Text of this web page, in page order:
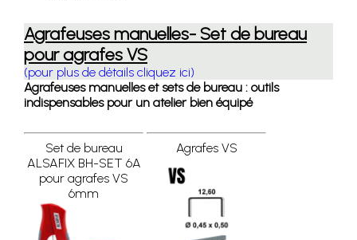
Agrafeuses manuelles- Set de bureau
pour agrafes VS
(pour plus de détails cliquez ici)
Agrafeuses manuelles et sets de bureau : outils
indispensables pour un atelier bien équipé
Set de bureau
ALSAFIX BH-SET 6A
pour agrafes VS
6mm
Agrafes VS